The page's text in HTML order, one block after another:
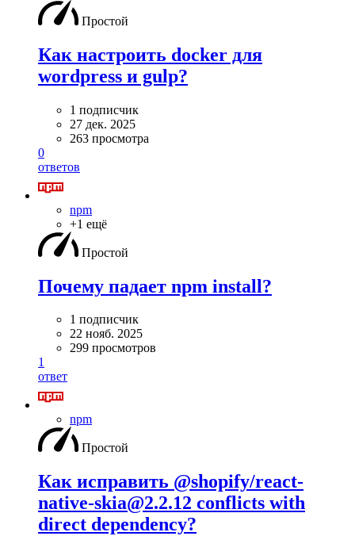
Простой
Как настроить docker для
wordpress и gulp?
1 подписчик
27 дек. 2025
263 просмотра
0
ответов
npm
+1 ещё
Простой
Почему падает npm install?
1 подписчик
22 нояб. 2025
299 просмотров
1
ответ
npm
Простой
Как исправить @shopify/react-
native-skia@2.2.12 conflicts with
direct dependency?